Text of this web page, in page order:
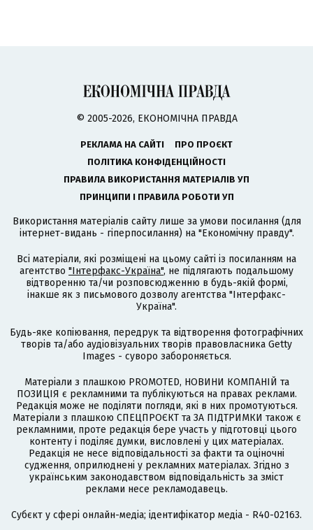
© 2005-2026, ЕКОНОМІЧНА ПРАВДА
РЕКЛАМА НА САЙТІ
ПРО ПРОЄКТ
ПОЛІТИКА КОНФІДЕНЦІЙНОСТІ
ПРАВИЛА ВИКОРИСТАННЯ МАТЕРІАЛІВ УП
ПРИНЦИПИ І ПРАВИЛА РОБОТИ УП
Використання матеріалів сайту лише за умови посилання (для
інтернет-видань - гіперпосилання) на "Економічну правду".
Всі матеріали, які розміщені на цьому сайті із посиланням на
агентство "Інтерфакс-Україна", не підлягають подальшому
відтворенню та/чи розповсюдженню в будь-якій формі,
інакше як з письмового дозволу агентства "Інтерфакс-
Україна".
Будь-яке копіювання, передрук та відтворення фотографічних
творів та/або аудіовізуальних творів правовласника Getty
Images - суворо забороняється.
Матеріали з плашкою PROMOTED, НОВИНИ КОМПАНІЙ та
ПОЗИЦІЯ є рекламними та публікуються на правах реклами.
Редакція може не поділяти погляди, які в них промотуються.
Матеріали з плашкою СПЕЦПРОЄКТ та ЗА ПІДТРИМКИ також є
рекламними, проте редакція бере участь у підготовці цього
контенту і поділяє думки, висловлені у цих матеріалах.
Редакція не несе відповідальності за факти та оціночні
судження, оприлюднені у рекламних матеріалах. Згідно з
українським законодавством відповідальність за зміст
реклами несе рекламодавець.
Cубєкт у сфері онлайн-медіа; ідентифікатор медіа - R40-02163.